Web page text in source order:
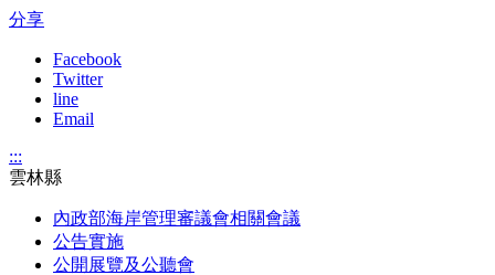
分享
Facebook
Twitter
line
Email
:::
雲林縣
內政部海岸管理審議會相關會議
公告實施
公開展覽及公聽會